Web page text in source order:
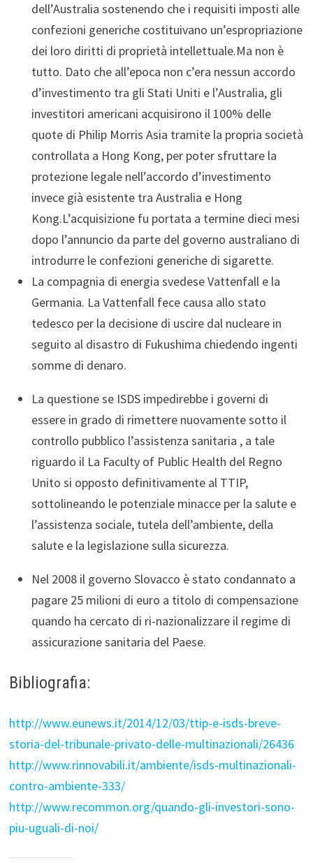
dell’Australia sostenendo che i requisiti imposti alle
confezioni generiche costituivano un’espropriazione
dei loro diritti di proprietà intellettuale.Ma non è
tutto. Dato che all’epoca non c’era nessun accordo
d’investimento tra gli Stati Uniti e l’Australia, gli
investitori americani acquisirono il 100% delle
quote di Philip Morris Asia tramite la propria società
controllata a Hong Kong, per poter sfruttare la
protezione legale nell’accordo d’investimento
invece già esistente tra Australia e Hong
Kong.L’acquisizione fu portata a termine dieci mesi
dopo l’annuncio da parte del governo australiano di
introdurre le confezioni generiche di sigarette.
La compagnia di energia svedese Vattenfall e la
Germania. La Vattenfall fece causa allo stato
tedesco per la decisione di uscire dal nucleare in
seguito al disastro di Fukushima chiedendo ingenti
somme di denaro.
La questione se ISDS impedirebbe i governi di
essere in grado di rimettere nuovamente sotto il
controllo pubblico l’assistenza sanitaria , a tale
riguardo il La Faculty of Public Health del Regno
Unito si opposto definitivamente al TTIP,
sottolineando le potenziale minacce per la salute e
l’assistenza sociale, tutela dell’ambiente, della
salute e la legislazione sulla sicurezza.
Nel 2008 il governo Slovacco è stato condannato a
pagare 25 milioni di euro a titolo di compensazione
quando ha cercato di ri-nazionalizzare il regime di
assicurazione sanitaria del Paese.
Bibliografia:
http://www.eunews.it/2014/12/03/ttip-e-isds-breve-
storia-del-tribunale-privato-delle-multinazionali/26436
http://www.rinnovabili.it/ambiente/isds-multinazionali-
contro-ambiente-333/
http://www.recommon.org/quando-gli-investori-sono-
piu-uguali-di-noi/